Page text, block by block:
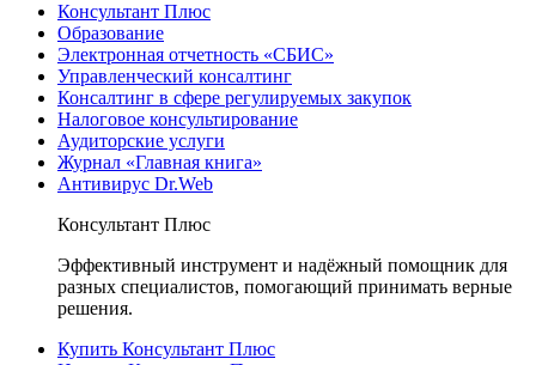
Консультант Плюс
Образование
Электронная отчетность «СБИС»
Управленческий консалтинг
Консалтинг в сфере регулируемых закупок
Налоговое консультирование
Аудиторские услуги
Журнал «Главная книга»
Антивирус Dr.Web
Консультант Плюс
Эффективный инструмент и надёжный помощник для
разных специалистов, помогающий принимать верные
решения.
Купить Консультант Плюс